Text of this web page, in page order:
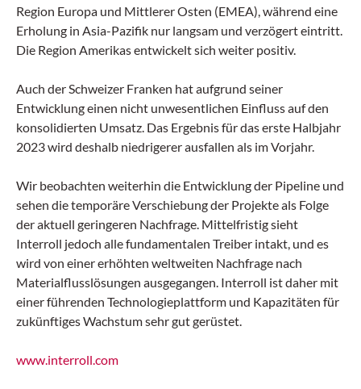
dass die Lösungen skalierbar bleiben.
Region Europa und Mittlerer Osten (EMEA), während eine
Erholung in Asia-Pazifik nur langsam und verzögert eintritt.
Die Region Amerikas entwickelt sich weiter positiv.
Auch der Schweizer Franken hat aufgrund seiner
Entwicklung einen nicht unwesentlichen Einfluss auf den
konsolidierten Umsatz. Das Ergebnis für das erste Halbjahr
2023 wird deshalb niedrigerer ausfallen als im Vorjahr.
Wir beobachten weiterhin die Entwicklung der Pipeline und
sehen die temporäre Verschiebung der Projekte als Folge
der aktuell geringeren Nachfrage. Mittelfristig sieht
Interroll jedoch alle fundamentalen Treiber intakt, und es
wird von einer erhöhten weltweiten Nachfrage nach
Materialflusslösungen ausgegangen. Interroll ist daher mit
einer führenden Technologieplattform und Kapazitäten für
zukünftiges Wachstum sehr gut gerüstet.
www.interroll.com